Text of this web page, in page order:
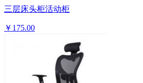
三层床头柜活动柜
￥175.00